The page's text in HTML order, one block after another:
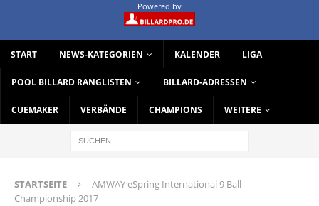
Powered by
START NEWS-KATEGORIEN KALENDER LIGA
POOL BILLARD RANGLISTEN BILLARD-ADRESSEN
CUEMAKER VERBÄNDE CHAMPIONS WEITERE
STARTSEITE
AMWAY eSpring International 9 Ball
Championship 2017